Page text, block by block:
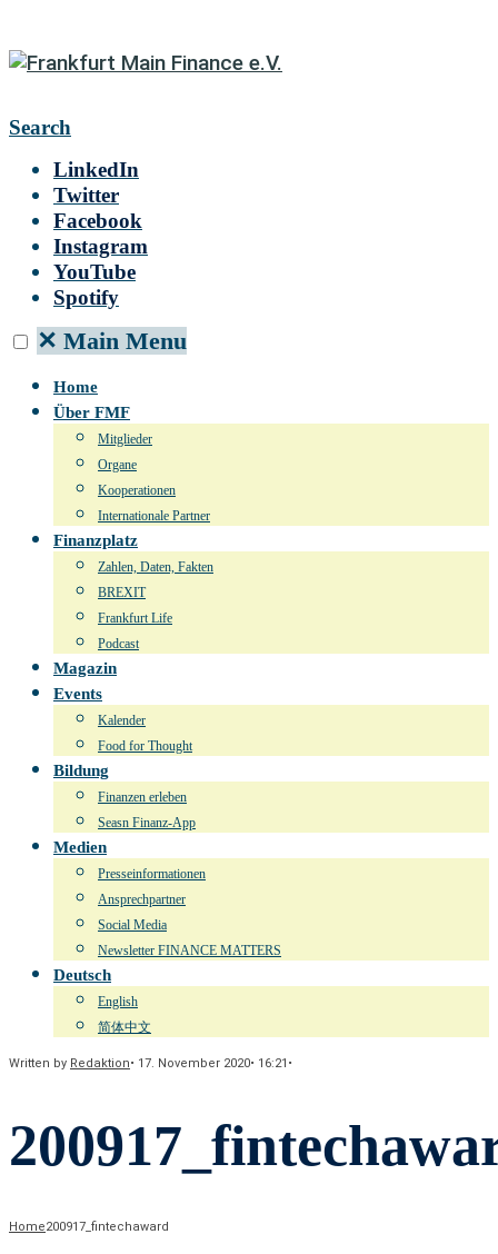
Search
LinkedIn
Twitter
Facebook
Instagram
YouTube
Spotify
✕ Main Menu
Home
Über FMF
Mitglieder
Organe
Kooperationen
Internationale Partner
Finanzplatz
Zahlen, Daten, Fakten
BREXIT
Frankfurt Life
Podcast
Magazin
Events
Kalender
Food for Thought
Bildung
Finanzen erleben
Seasn Finanz-App
Medien
Presseinformationen
Ansprechpartner
Social Media
Newsletter FINANCE MATTERS
Deutsch
English
简体中文
Written by Redaktion• 17. November 2020• 16:21 •
Home200917_fintechaward